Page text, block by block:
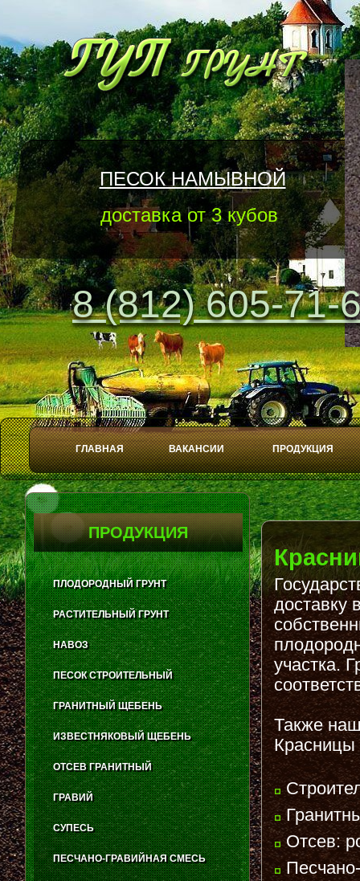
8 (812) 605-71-
ГЛАВНАЯ ВАКАНСИИ ПРОДУКЦИЯ
ПЕСОК НАМЫВНОЙ
доставка от 3 кубов
Play
Stop
доставку
участка.
Также
Красницы
Отсев:
ПРОДУКЦИЯ
ПЛОДОРОДНЫЙ ГРУНТ
РАСТИТЕЛЬНЫЙ ГРУНТ
НАВОЗ
ПЕСОК СТРОИТЕЛЬНЫЙ
ГРАНИТНЫЙ ЩЕБЕНЬ
ИЗВЕСТНЯКОВЫЙ ЩЕБЕНЬ
ОТСЕВ ГРАНИТНЫЙ
ГРАВИЙ
СУПЕСЬ
ПЕСЧАНО-ГРАВИЙНАЯ СМЕСЬ